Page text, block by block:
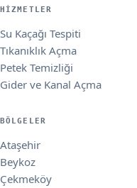
HIZMETLER
Su Kaçağı Tespiti
Tıkanıklık Açma
Petek Temizliği
Gider ve Kanal Açma
BÖLGELER
Ataşehir
Beykoz
Çekmeköy